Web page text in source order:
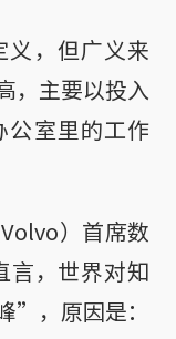
义，但广义来
，主要以投入
公室里的工作
）首席数
言，世界对知
”，原因是：